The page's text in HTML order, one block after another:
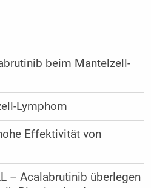
beim Mantelzell-
Lymphom
Effektivität von
– Acalabrutinib überlegen